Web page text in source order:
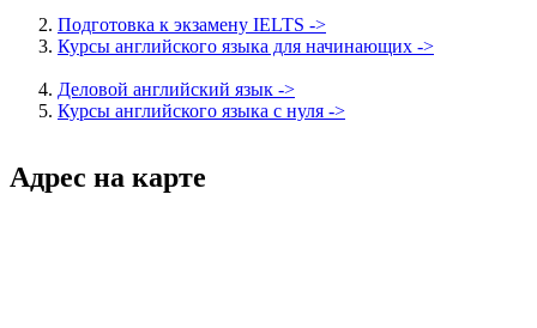
Подготовка к экзамену IELTS ->
Курсы английского языка для начинающих ->
Деловой английский язык ->
Курсы английского языка с нуля ->
Адрес на карте